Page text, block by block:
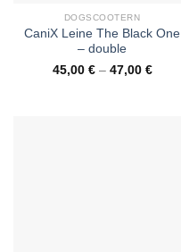
DOGSCOOTERN
CaniX Leine The Black One
– double
45,00 €– 47,00 €